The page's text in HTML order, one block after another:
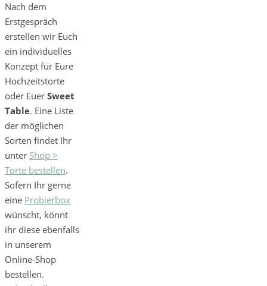
Nach dem
Erstgespräch
erstellen wir Euch
ein individuelles
Konzept für Eure
Hochzeitstorte
oder Euer Sweet
Table. Eine Liste
der möglichen
Sorten findet Ihr
unter Shop >
Torte bestellen.
Sofern Ihr gerne
eine Probierbox
wünscht, könnt
ihr diese ebenfalls
in unserem
Online-Shop
bestellen.